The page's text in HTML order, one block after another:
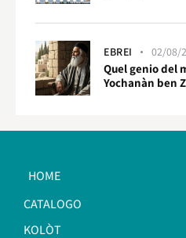
EBREI 02/08/
Quel genio del
Yochanàn ben
HOME
CATALOGO
KOLÒT